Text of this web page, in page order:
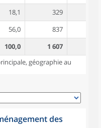
18,1 329
56,0 837
100,0 1 607
géographie au
des